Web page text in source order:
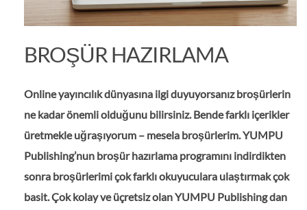
BROŞÜR HAZIRLAMA
Online yayıncılık dünyasına ilgi duyuyorsanız broşürlerin
ne kadar önemli olduğunu bilirsiniz. Bende farklı içerikler
üretmekle uğraşıyorum – mesela broşürlerim. YUMPU
Publishing’nun broşür hazırlama programını indirdikten
sonra broşürlerimi çok farklı okuyuculara ulaştırmak çok
basit. Çok kolay ve üçretsiz olan YUMPU Publishing dan